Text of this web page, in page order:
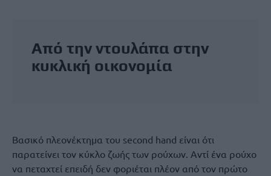
Από την ντουλάπα στην
κυκλική οικονομία
Βασικό πλεονέκτημα του second hand είναι ότι
παρατείνει τον κύκλο ζωής των ρούχων. Αντί ένα ρούχο
να πεταχτεί επειδή δεν φοριέται πλέον από τον πρώτο